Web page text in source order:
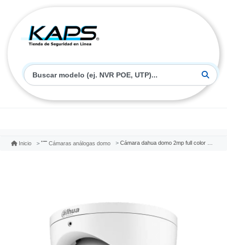
Inicio Cámaras análogas domo Cámara dahua domo 2mp full color dh-hac-hdw1239tn-led-0280b-s2